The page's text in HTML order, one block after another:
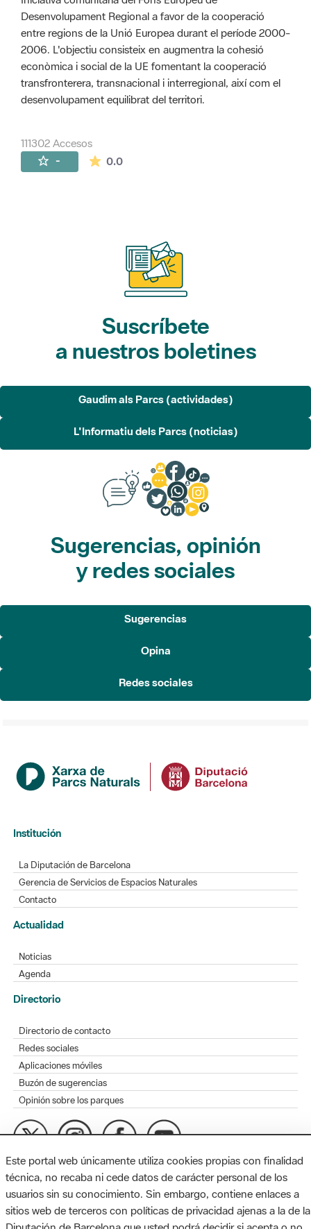
Desenvolupament Regional a favor de la cooperació
entre regions de la Unió Europea durant el període 2000-
2006. L'objectiu consisteix en augmentra la cohesió
econòmica i social de la UE fomentant la cooperació
transfronterera, transnacional i interregional, així com el
desenvolupament equilibrat del territori.
111302 Accesos
- 0.0La valoración media es de 0 estrellas de
Suscríbete
a nuestros boletines
Gaudim als Parcs (actividades)
L'Informatiu dels Parcs (noticias)
Sugerencias, opinión
y redes sociales
Sugerencias
Opina
Redes sociales
Institución
La Diputación de Barcelona
Gerencia de Servicios de Espacios Naturales
Contacto
Actualidad
Noticias
Agenda
Directorio
Directorio de contacto
Redes sociales
Aplicaciones móviles
Buzón de sugerencias
Opinión sobre los parques
MAPA WEB AVISO LEGAL ACCESIBILIDAD
Diputación de Barcelona. Edifici Llacuna, 1a planta. Badajoz, 49.
08005 Barcelona. Tel. 934 022 428 / xarxaparcs@diba.cat
Este portal web únicamente utiliza cookies propias con finalidad
técnica, no recaba ni cede datos de carácter personal de los
usuarios sin su conocimiento. Sin embargo, contiene enlaces a
sitios web de terceros con políticas de privacidad ajenas a la de la